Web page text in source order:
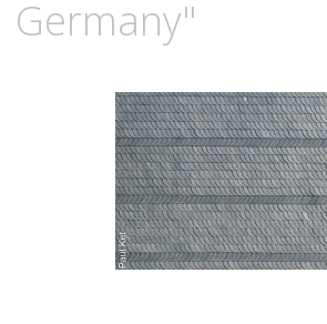
Germany"